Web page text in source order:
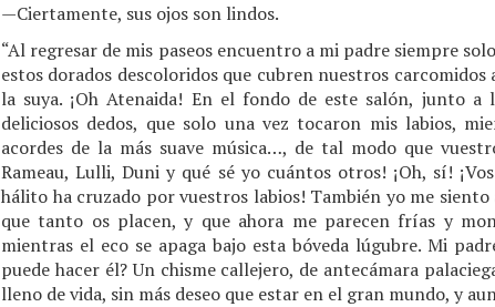
—Ciertamente, sus ojos son lindos.
“Al regresar de mis paseos encuentro a mi padre siempre
estos dorados descoloridos que cubren nuestros
la suya. ¡Oh Atenaida! En el fondo de este salón, junto
deliciosos dedos, que solo una vez tocaron mis labios,
acordes de la más suave música…, de tal modo que
Rameau, Lulli, Duni y qué sé yo cuántos otros! ¡Oh, sí!
hálito ha cruzado por vuestros labios! También yo me
que tanto os placen, y que ahora me parecen frías y
mientras el eco se apaga bajo esta bóveda lúgubre. Mi
puede hacer él? Un chisme callejero, de antecámara
lleno de vida, sin más deseo que estar en el gran mundo, y